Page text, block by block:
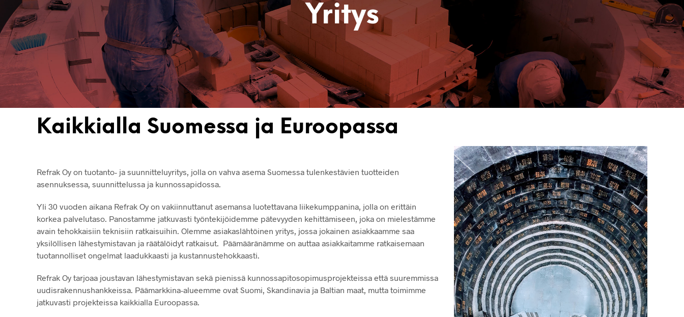
Yritys
Kaikkialla Suomessa ja Euroopassa
Refrak Oy on tuotanto- ja suunnitteluyritys, jolla on vahva asema Suomessa tulenkestävien tuotteiden
asennuksessa, suunnittelussa ja kunnossapidossa.
Yli 30 vuoden aikana Refrak Oy on vakiinnuttanut asemansa luotettavana liikekumppanina, jolla on erittäin
korkea palvelutaso. Panostamme jatkuvasti työntekijöidemme pätevyyden kehittämiseen, joka on mielestämme
avain tehokkaisiin teknisiin ratkaisuihin. Olemme asiakaslähtöinen yritys, jossa jokainen asiakkaamme saa
yksilöllisen lähestymistavan ja räätälöidyt ratkaisut. Päämääränämme on auttaa asiakkaitamme ratkaisemaan
tuotannolliset ongelmat laadukkaasti ja kustannustehokkaasti.
Refrak Oy tarjoaa joustavan lähestymistavan sekä pienissä kunnossapitosopimusprojekteissa että suuremmissa
uudisrakennushankkeissa. Päämarkkina-alueemme ovat Suomi, Skandinavia ja Baltian maat, mutta toimimme
jatkuvasti projekteissa kaikkialla Euroopassa.